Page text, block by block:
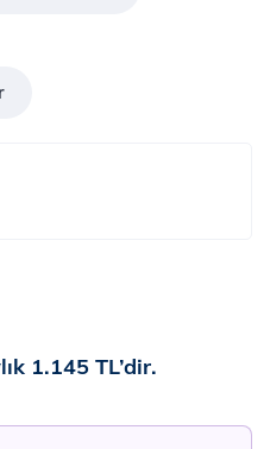
1.145 TL’dir.